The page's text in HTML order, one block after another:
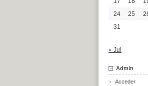
24
25
31
« Jul
Admin
Acceder